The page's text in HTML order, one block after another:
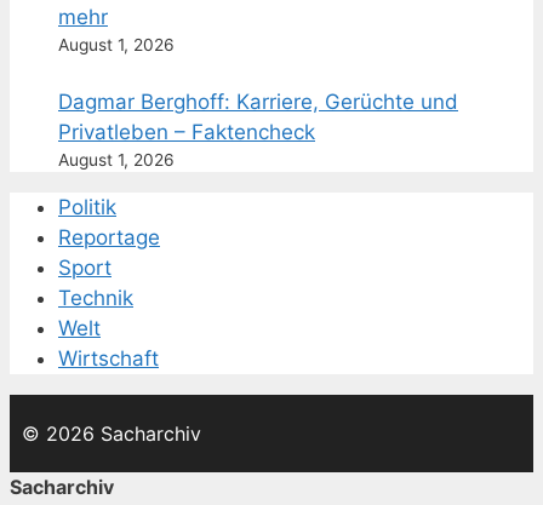
mehr
August 1, 2026
Dagmar Berghoff: Karriere, Gerüchte und
Privatleben – Faktencheck
August 1, 2026
Politik
Reportage
Sport
Technik
Welt
Wirtschaft
© 2026 Sacharchiv
Sacharchiv